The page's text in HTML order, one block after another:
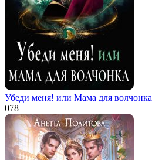
Убеди меня! или Мама для волчонка
078